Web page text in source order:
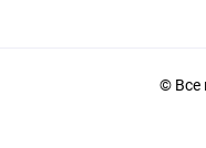
© Все